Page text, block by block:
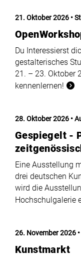
21. Oktober 2026
Du Interessierst
gestalterisches
21. – 23. Oktober
kennenlernen!
28. Oktober 2026
Gespiegelt -
Eine Ausstellung
drei deutschen
wird die
Hochschulgalerie
26. November 2026
Kunstmarkt